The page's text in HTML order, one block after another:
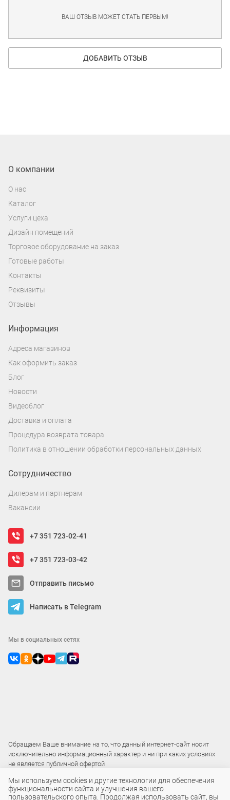
ВАШ ОТЗЫВ МОЖЕТ СТАТЬ ПЕРВЫМ!
ДОБАВИТЬ ОТЗЫВ
О компании
О нас
Каталог
Услуги цеха
Дизайн помещений
Торговое оборудование на заказ
Готовые работы
Контакты
Реквизиты
Отзывы
Информация
Адреса магазинов
Как оформить заказ
Блог
Новости
Видеоблог
Доставка и оплата
Процедура возврата товара
Политика в отношении обработки персональных данных
Сотрудничество
Дилерам и партнерам
Вакансии
+7 351 723-02-41
+7 351 723-03-42
Отправить письмо
Написать в Telegram
Мы в социальных сетях
Обращаем Ваше внимание на то, что данный интернет-сайт носит
исключительно информационный характер и ни при каких условиях
не является публичной офертой
2015 – 2026 © ООО «Локос»
Мы используем cookies и другие технологии для обеспечения
функциональности сайта и улучшения вашего
пользовательского опыта. Продолжая использовать сайт, вы